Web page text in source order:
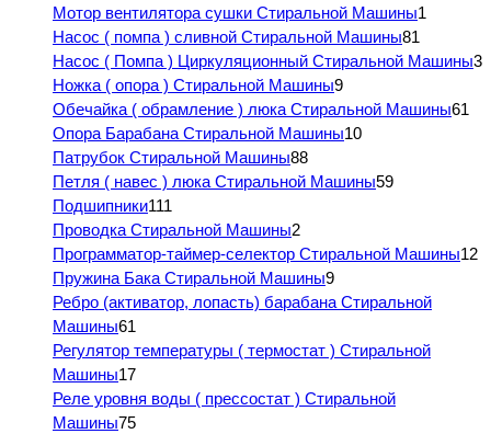
Мотор вентилятора сушки Стиральной Машины1
Насос ( помпа ) сливной Стиральной Машины81
Насос ( Помпа ) Циркуляционный Стиральной Машины3
Ножка ( опора ) Стиральной Машины9
Обечайка ( обрамление ) люка Стиральной Машины61
Опора Барабана Стиральной Машины10
Патрубок Стиральной Машины88
Петля ( навес ) люка Стиральной Машины59
Подшипники111
Проводка Стиральной Машины2
Программатор-таймер-селектор Стиральной Машины12
Пружина Бака Стиральной Машины9
Ребро (активатор, лопасть) барабана Стиральной
Машины61
Регулятор температуры ( термостат ) Стиральной
Машины17
Реле уровня воды ( прессостат ) Стиральной
Машины75